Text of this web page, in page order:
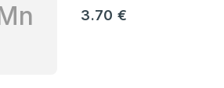
3.70 €